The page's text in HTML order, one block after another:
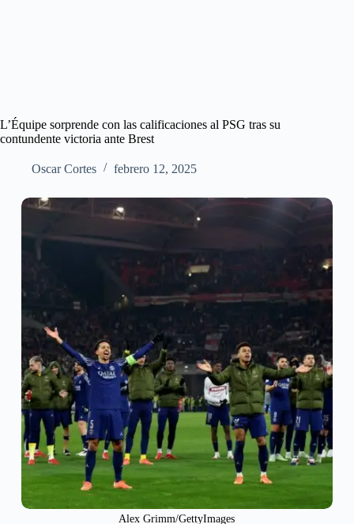
L’Équipe sorprende con las calificaciones al PSG tras su
contundente victoria ante Brest
Oscar Cortes febrero 12, 2025
Alex Grimm/GettyImages